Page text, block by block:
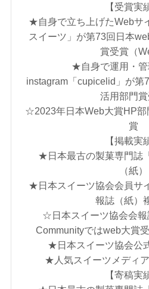
【受賞実
★自身で立ち上げたWebサ
スイーツ」が第73回日本
賞受賞（
★自身で運用・管
instagram「cupicelid」が第
活用部門
☆2023年日本Web大賞HP部
賞
【掲載実
★日本最古の製菓専門誌
（紙）
★日本スイーツ協会会員サ
報誌（紙）
☆日本スイーツ協会会
Communityではweb大賞
★日本スイーツ協会公
★人気スイーツメディ
【寄稿実